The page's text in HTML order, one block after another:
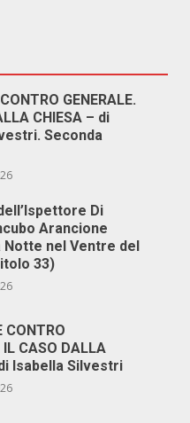
GENERALE.
CHIESA – di
Seconda
Di
Arancione
Notte nel Ventre del
33)
CONTRO
IL CASO DALLA
di Isabella Silvestri